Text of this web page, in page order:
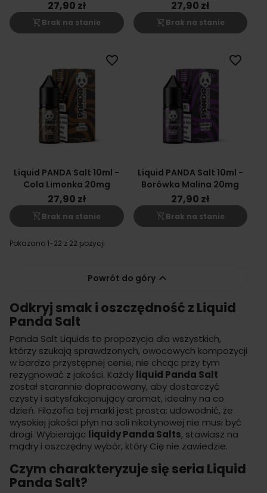
27,90 zł
shopping_cart_off Brak na stanie
Pomarańcza 20mg
27,90 zł
shopping_cart_off Brak na stanie
Liquid PANDA Salt 10ml -
Cola Limonka 20mg
27,90 zł
shopping_cart_off Brak na stanie
favorite_border
Liquid PANDA Salt 10ml -
Borówka Malina 20mg
27,90 zł
shopping_cart_off Brak na stanie
favorite_border
Pokazano 1-22 z 22 pozycji
Powrót do góry
Odkryj smak i oszczędność z Liquid
Panda Salt
Panda Salt Liquids to propozycja dla wszystkich,
którzy szukają sprawdzonych, owocowych kompozycji
w bardzo przystępnej cenie, nie chcąc przy tym
rezygnować z jakości. Każdy liquid Panda Salt
został starannie dopracowany, aby dostarczyć
czysty i satysfakcjonujący aromat, idealny na co
dzień. Filozofia tej marki jest prosta: udowodnić, że
wysokiej jakości płyn na soli nikotynowej nie musi być
drogi. Wybierając liquidy Panda Salts, stawiasz na
mądry i oszczędny wybór, który Cię nie zawiedzie.
Czym charakteryzuje się seria Liquid
Panda Salt?